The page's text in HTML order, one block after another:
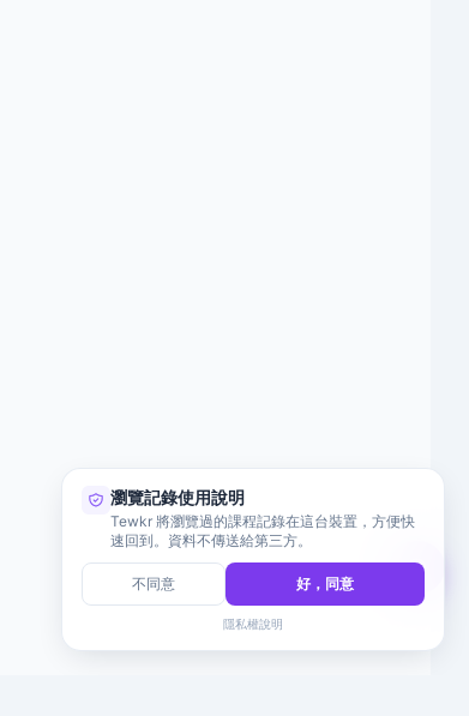
瀏覽記錄使用說明
Tewkr 將瀏覽過的課程記錄在這台裝置，方便快
速回到。資料不傳送給第三方。
不同意 好，同意
隱私權說明